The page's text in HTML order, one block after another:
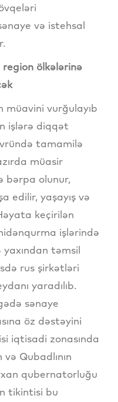
və istehsal
ölkələrinə
müavini vurğulayıb
işlərə diqqət
tamamilə
müasir
bərpa olunur,
edilir, yaşayış və
keçirilən
işlərində
təmsil
rus şirkətləri
yaradılıb.
sənaye
öz dəstəyini
iqtisadi zonasında
Qubadlının
qubernatorluğu
tikintisi bu